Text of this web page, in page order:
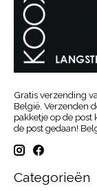
Gratis verzending
België. Verzenden
pakketje op de
de post gedaan!
Categorieën